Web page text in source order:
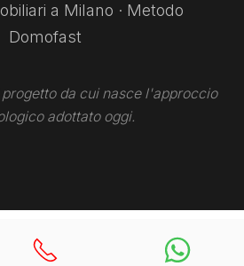
a Milano · Metodo
Domofast
da cui nasce l'approccio
adottato oggi.